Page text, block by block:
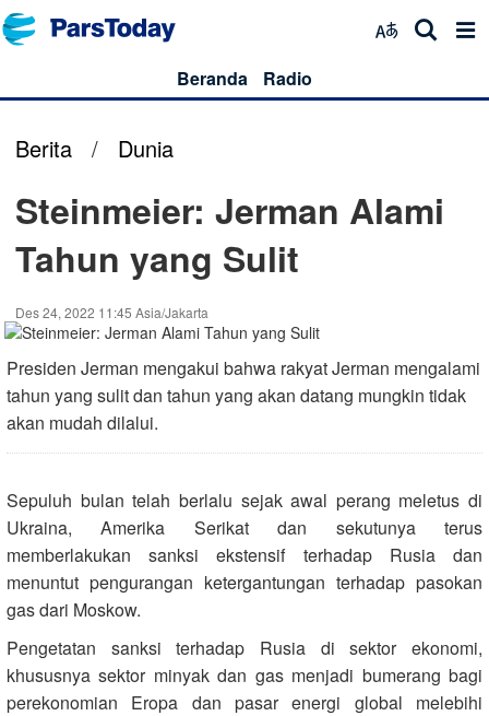
Beranda Radio
Berita / Dunia
Steinmeier: Jerman Alami
Tahun yang Sulit
Des 24, 2022 11:45 Asia/Jakarta
Presiden Jerman mengakui bahwa rakyat Jerman mengalami
tahun yang sulit dan tahun yang akan datang mungkin tidak
akan mudah dilalui.
Sepuluh bulan telah berlalu sejak awal perang meletus di
Ukraina, Amerika Serikat dan sekutunya terus
memberlakukan sanksi ekstensif terhadap Rusia dan
menuntut pengurangan ketergantungan terhadap pasokan
gas dari Moskow.
Pengetatan sanksi terhadap Rusia di sektor ekonomi,
khususnya sektor minyak dan gas menjadi bumerang bagi
perekonomian Eropa dan pasar energi global melebihi